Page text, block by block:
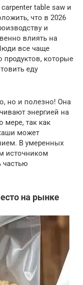
table saw и
что в 2026
и
влиять на
все чаще
продуктов, которые
еду
но и полезно! Она
энергией на
мере, так как
может
В умеренных
источником
частью
на рынке